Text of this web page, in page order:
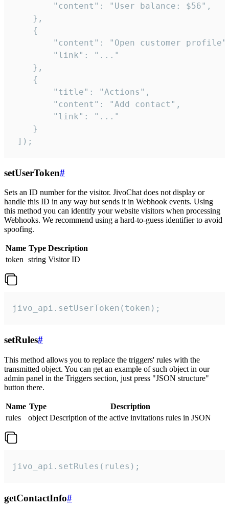
        "content": "User balance: $56",
    },
    {
"content": "Open customer
        "link": "..."
    },
    {
        "title": "Actions",
        "content": "Add contact",
        "link": "..."
    }
]);
setUserToken#
Sets an ID number for the visitor. JivoChat does not display or
handle this ID in any way but sends it in Webhook events. Using
this method you can identify your website visitors when processing
Webhooks. We recommend using a hard-to-guess identifier to avoid
spoofing.
Name Type Description
token string Visitor ID
jivo_api.setUserToken(token);
setRules#
This method allows you to replace the triggers' rules with the
transmitted object. You can get an example of such object in our
admin panel in the Triggers section, just press "JSON structure"
button there.
Name Type
Description
rules
object Description of the active invitations rules in JSON
jivo_api.setRules(rules);
getContactInfo#